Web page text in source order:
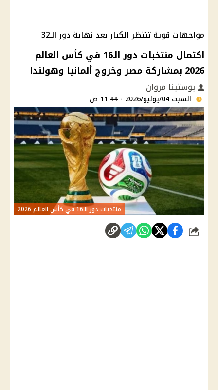
مواجهات قوية تنتظر الكبار بعد نهاية دور الـ32
اكتمال منتخبات دور الـ16 في كأس العالم
2026 بمشاركة مصر وخروج ألمانيا وهولندا
يوستينا مروان
السبت 04/يوليو/2026 - 11:44 ص
منتخبات دور الـ16 في كأس العالم 2026
شارك